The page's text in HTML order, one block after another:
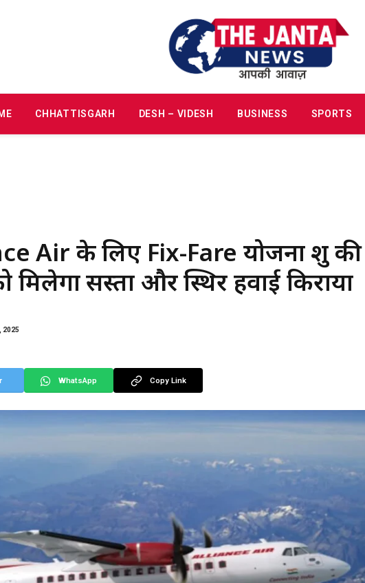
CHHATTISGARH DESH – VIDESH BUSINESS SPORTS
Air के लिए Fix-Fare योजना शुरू की
मिलेगा सस्ता और स्थिर हवाई किराया
2025
WhatsApp Copy Link